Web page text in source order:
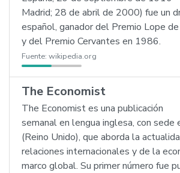
Madrid; 28 de abril de 2000) fue un
español, ganador del Premio Lope
y del Premio Cervantes en 1986.
Fuente: wikipedia.org
The Economist
The Economist es una publicación
semanal en lengua inglesa, con sede
(Reino Unido), que aborda la
relaciones internacionales y de la
marco global. Su primer número fue